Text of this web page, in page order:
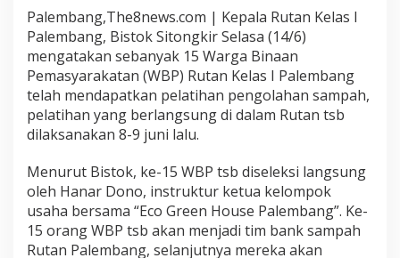
Palembang,The8news.com | Kepala Rutan Kelas I
Palembang, Bistok Sitongkir Selasa (14/6)
mengatakan sebanyak 15 Warga Binaan
Pemasyarakatan (WBP) Rutan Kelas I Palembang
telah mendapatkan pelatihan pengolahan sampah,
pelatihan yang berlangsung di dalam Rutan tsb
dilaksanakan 8-9 juni lalu.
Menurut Bistok, ke-15 WBP tsb diseleksi langsung
oleh Hanar Dono, instruktur ketua kelompok
usaha bersama “Eco Green House Palembang”. Ke-
15 orang WBP tsb akan menjadi tim bank sampah
Rutan Palembang, selanjutnya mereka akan